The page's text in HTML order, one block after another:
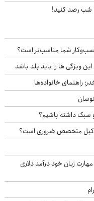
شب رصد کنید!
کسب‌وکار شما مناسب‌تر است؟
ویژگی ها را باید بلد باشد
داشته باشیم؟
وکیل متخصص ضروری است؟
زبان خود درآمد دلاری